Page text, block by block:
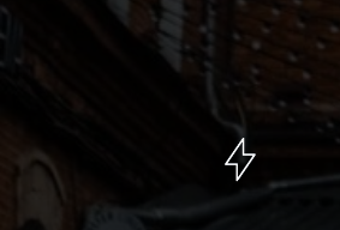
пиковая мощность, л.с.